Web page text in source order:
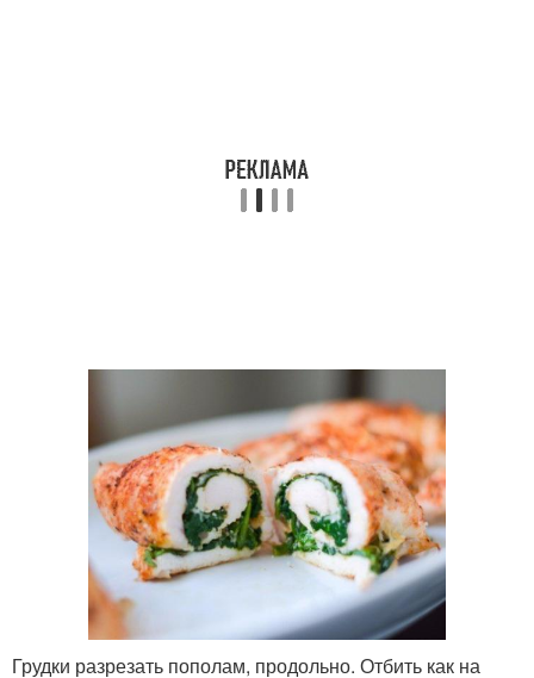
Грудки разрезать пополам, продольно. Отбить как на